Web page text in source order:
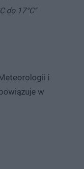
do 17°C"
i
w